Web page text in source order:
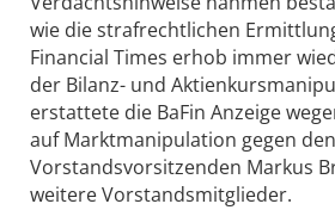
wie die strafrechtlichen
Financial Times erhob immer
der Bilanz- und
erstattete die BaFin Anzeige
auf Marktmanipulation gegen den
Vorstandsvorsitzenden Markus
weitere Vorstandsmitglieder.